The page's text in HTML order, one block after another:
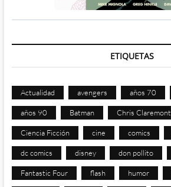
ETIQUETAS
Actualidad avengers años 70
años 90 Batman Chris Claremont
Ciencia Ficción cine comics
dc comics disney don pollito
Fantastic Four flash humor